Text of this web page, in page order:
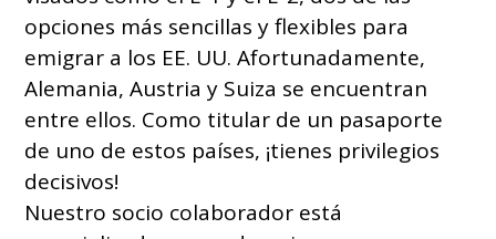
opciones más sencillas y flexibles para
emigrar a los EE. UU. Afortunadamente,
Alemania, Austria y Suiza se encuentran
entre ellos. Como titular de un pasaporte
de uno de estos países, ¡tienes privilegios
decisivos!
Nuestro socio colaborador está